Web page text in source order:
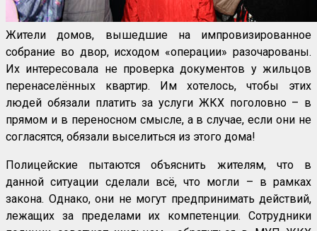
Жители домов, вышедшие на импровизированное
собрание во двор, исходом «операции» разочарованы.
Их интересовала не проверка документов у жильцов
перенаселённых квартир. Им хотелось, чтобы этих
людей обязали платить за услуги ЖКХ поголовно – в
прямом и в переносном смысле, а в случае, если они не
согласятся, обязали выселиться из этого дома!
Полицейские пытаются объяснить жителям, что в
данной ситуации сделали всё, что могли – в рамках
закона. Однако, они не могут предпринимать действий,
лежащих за пределами их компетенции. Сотрудники